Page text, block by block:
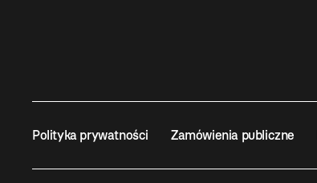
Polityka prywatności Zamówienia publiczne